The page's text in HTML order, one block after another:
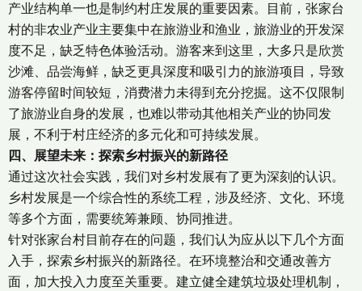
产业结构单一也是制约村庄发展的重要因素。目前，张家台
村的非农业产业主要集中在旅游业和渔业，旅游业的开发深
度不足，缺乏特色体验活动。游客来到这里，大多只是欣赏
沙滩、品尝海鲜，缺乏更具深度和吸引力的旅游项目，导致
游客停留时间较短，消费潜力未得到充分挖掘。这不仅限制
了旅游业自身的发展，也难以带动其他相关产业的协同发
展，不利于村庄经济的多元化和可持续发展。
四、展望未来：探索乡村振兴的新路径
通过这次社会实践，我们对乡村发展有了更为深刻的认识。
乡村发展是一个综合性的系统工程，涉及经济、文化、环境
等多个方面，需要统筹兼顾、协同推进。
针对张家台村目前存在的问题，我们认为应从以下几个方面
入手，探索乡村振兴的新路径。在环境整治和交通改善方
面，加大投入力度至关重要。建立健全建筑垃圾处理机制，